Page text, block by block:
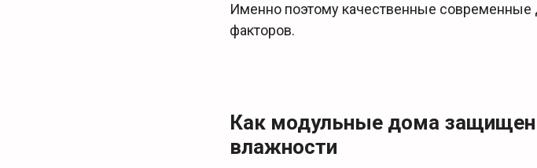
Именно поэтому качественные современные
факторов.
Как модульные дома
влажности